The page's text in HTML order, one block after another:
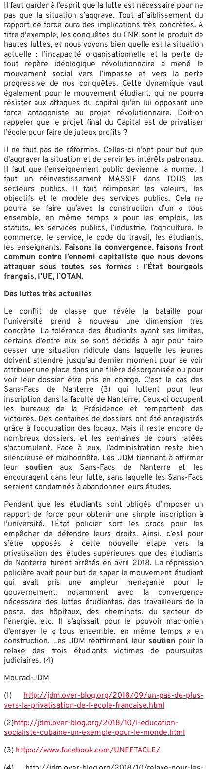
Il faut garder à l’esprit que la lutte est nécessaire pour ne
pas que la situation s’aggrave. Tout affaiblissement du
rapport de force aura des implications très concrètes. À
titre d’exemple, les conquêtes du CNR sont le produit de
hautes luttes, et nous voyons bien quelle est la situation
actuelle : l’incapacité organisationnelle et la perte de
tout repère idéologique révolutionnaire a mené le
mouvement social vers l’impasse et vers la perte
progressive de nos conquêtes. Cette dynamique vaut
également pour le mouvement étudiant, qui ne pourra
résister aux attaques du capital qu’en lui opposant une
force antagoniste au projet révolutionnaire. Doit-on
rappeler que le projet final du Capital est de privatiser
l’école pour faire de juteux profits ?
Il ne faut pas de réformes. Celles-ci n’ont pour but que
d’aggraver la situation et de servir les intérêts patronaux.
Il faut que l’enseignement public devienne la norme. Il
faut un réinvestissement MASSIF dans TOUS les
secteurs publics. Il faut réimposer les valeurs, les
objectifs et le modèle des services publics. Cela ne
pourra se faire qu’avec la construction d’un « tous
ensemble, en même temps » pour les emplois, les
statuts, les services publics, l’industrie, l’agriculture, le
commerce, le service, le code du travail, les étudiants,
les enseignants. Faisons la convergence, faisons front
commun contre l’ennemi capitaliste que nous devons
attaquer sous toutes ses formes : l’État bourgeois
français, l’UE, l’OTAN.
Des luttes très actuelles
Le conflit de classe que révèle la bataille pour
l’université prend à nouveau une dimension très
concrète. La tolérance des étudiants ayant ses limites,
certains d’entre eux se sont décidés à agir pour faire
cesser une situation ridicule dans laquelle les jeunes
doivent attendre jusqu’au dernier moment pour se voir
attribuer une place dans une filière désorganisée ou pour
voir leur dossier être pris en charge. C’est le cas des
Sans-Facs de Nanterre (3) qui luttent pour leur
inscription dans la faculté de Nanterre. Ceux-ci occupent
les bureaux de la Présidence et remportent des
victoires. Des centaines de dossiers ont été enregistrés
grâce à l’occupation des locaux. Mais il reste encore de
nombreux dossiers, et les semaines de cours ratées
s’accumulent. Face à eux, l’administration reste bien
silencieuse et malhonnête. Les JDM tiennent à affirmer
leur soutienaux Sans-Facs de Nanterre et les
encouragent dans leur lutte, sans laquelle les Sans-Facs
seraient condamnés à abandonner leurs études.
Pendant que les étudiants sont obligés d’imposer un
rapport de force pour obtenir une simple inscription à
l’université, l’État policier sort les crocs pour les
empêcher de défendre leurs droits. Ainsi, c’est pour
s’être opposés à cette nouvelle étape vers la
privatisation des études supérieures que des étudiants
de Nanterre furent arrêtés en avril 2018. La répression
policière avait pour but de saper le mouvement étudiant
qui avait pris une ampleur menaçante pour le
gouvernement, notamment avec la convergence
nécessaire des luttes étudiantes, des travailleurs de la
poste, des hôpitaux, des cheminots, du secteur de
l’énergie, etc. Il s’agissait pour le pouvoir macronien
d’enrayer le « tous ensemble, en même temps » en
construction. Les JDM réaffirment leur soutien pour la
relaxe des trois étudiants victimes de poursuites
judiciaires. (4)
Mourad-JDM
(1) http://jdm.over-blog.org/2018/09/un-pas-de-plus-
vers-la-privatisation-de-l-ecole-francaise.html
(2)http://jdm.over-blog.org/2018/10/l-education-
socialiste-cubaine-un-exemple-pour-le-monde.html
(3) https://www.facebook.com/UNEFTACLE/